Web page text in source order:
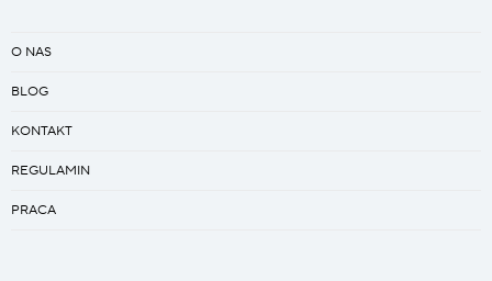
O NAS
BLOG
KONTAKT
REGULAMIN
PRACA